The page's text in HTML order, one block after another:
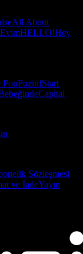
All About
EvimHELLO!Hey
PopPozitifStart
Capital
Sözleşmesi
ve İadeYayın